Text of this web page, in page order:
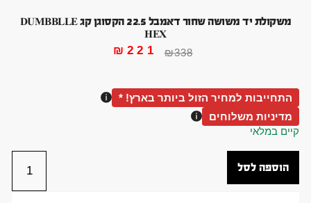
משקולת יד משושה שחור דאמבל 22.5 הקסוגן קג DUMBBLLE
HEX
₪338
₪ 221
התחייבות למחיר הזול ביותר בארץ! *
מדיניות משלוחים
קיים במלאי
הוספה לסל